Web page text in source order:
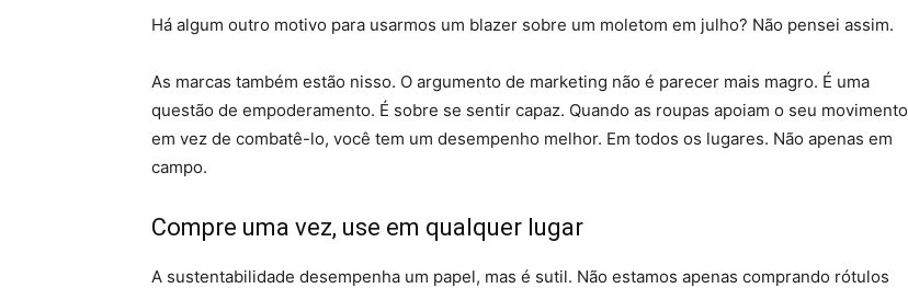
Há algum outro motivo para usarmos um blazer sobre um moletom em julho? Não pensei assim.
As marcas também estão nisso. O argumento de marketing não é parecer mais magro. É uma
questão de empoderamento. É sobre se sentir capaz. Quando as roupas apoiam o seu movimento
em vez de combatê-lo, você tem um desempenho melhor. Em todos os lugares. Não apenas em
campo.
Compre uma vez, use em qualquer lugar
A sustentabilidade desempenha um papel, mas é sutil. Não estamos apenas comprando rótulos